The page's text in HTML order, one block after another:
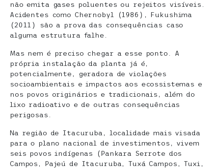
não emita gases poluentes ou rejeitos visíveis.
Acidentes como Chernobyl (1986), Fukushima
(2011) são a prova das consequências caso
alguma estrutura falhe.
Mas nem é preciso chegar a esse ponto. A
própria instalação da planta já é,
potencialmente, geradora de violações
socioambientais e impactos aos ecossistemas e
nos povos originários e tradicionais, além do
lixo radioativo e de outras consequências
perigosas.
Na região de Itacuruba, localidade mais visada
para o plano nacional de investimentos, vivem
seis povos indígenas (Pankara Serrote dos
Campos, Pajeú de Itacuruba, Tuxá Campos, Tuxi,